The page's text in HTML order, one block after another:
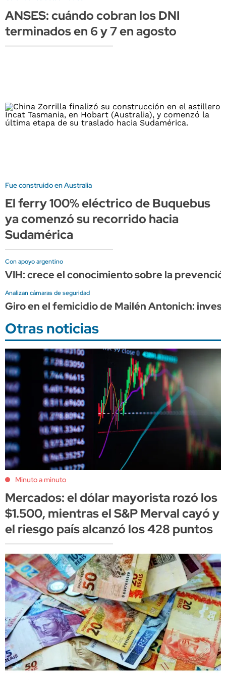
ANSES: cuándo cobran los DNI
terminados en 6 y 7 en agosto
Fue construido en Australia
El ferry 100% eléctrico de Buquebus
ya comenzó su recorrido hacia
Sudamérica
Con apoyo argentino
VIH: crece el conocimiento sobre la
Analizan cámaras de seguridad
Giro en el femicidio de Mailén Antonich:
Otras noticias
Minuto a minuto
Mercados: el dólar mayorista rozó los
$1.500, mientras el S&P Merval cayó y
el riesgo país alcanzó los 428 puntos